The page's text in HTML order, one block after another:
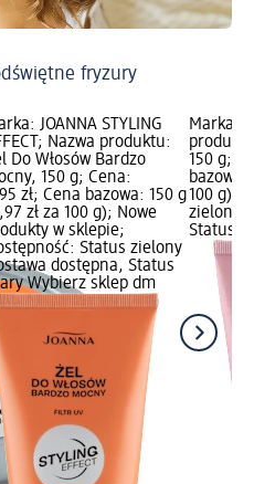
fryzury
JOANNA STYLING
Nazwa produktu:
Do Włosów Bardzo
150 g; Cena:
zł; Cena bazowa: 150 g
zł za 100 g); Nowe
w sklepie;
Status zielony
dostępna, Status
Wybierz sklep dm
Marka:
150 g;
bazowa:
100 g);
zielony
Status